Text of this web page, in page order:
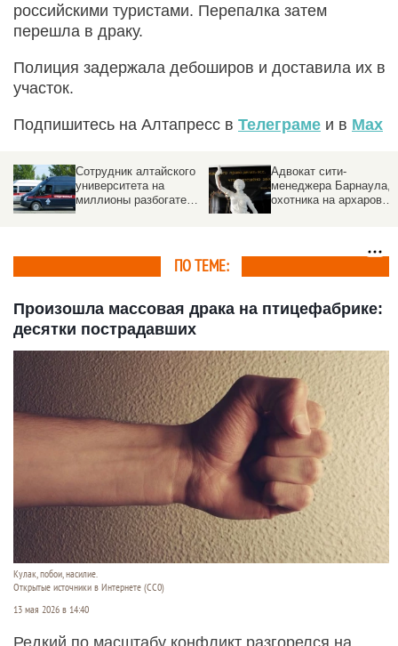
российскими туристами. Перепалка затем
перешла в драку.
Полиция задержала дебоширов и доставила их в
участок.
Подпишитесь на Алтапресс в Телеграме и в Max
Сотрудник алтайского
университета на
миллионы разбогател
Адвокат сити-
менеджера Барнаула,
охотника на архаров
ПО ТЕМЕ:
Произошла массовая драка на птицефабрике:
десятки пострадавших
Кулак, побои, насилие.
Открытые источники в Интернете (СС0)
13 мая 2026 в 14:40